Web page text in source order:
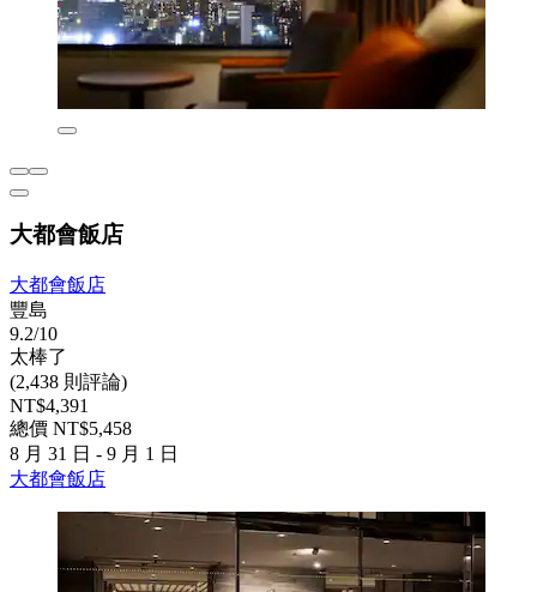
大都會飯店
大都會飯店
豐島
9.2/10
太棒了
(2,438 則評論)
NT$4,391
總價 NT$5,458
8 月 31 日 - 9 月 1 日
大都會飯店